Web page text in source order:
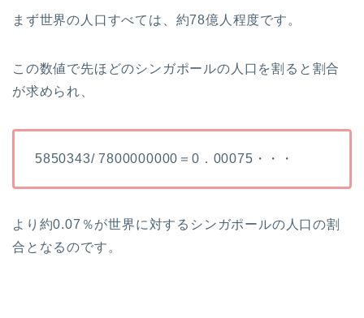
まず世界の人口すべては、約78億人程度です。
この数値で先ほどのシンガポールの人口を割ると割合
が求められ、
5850343/ 7800000000＝0．00075・・・
より約0.07％が世界に対するシンガポールの人口の割
合となるのです。